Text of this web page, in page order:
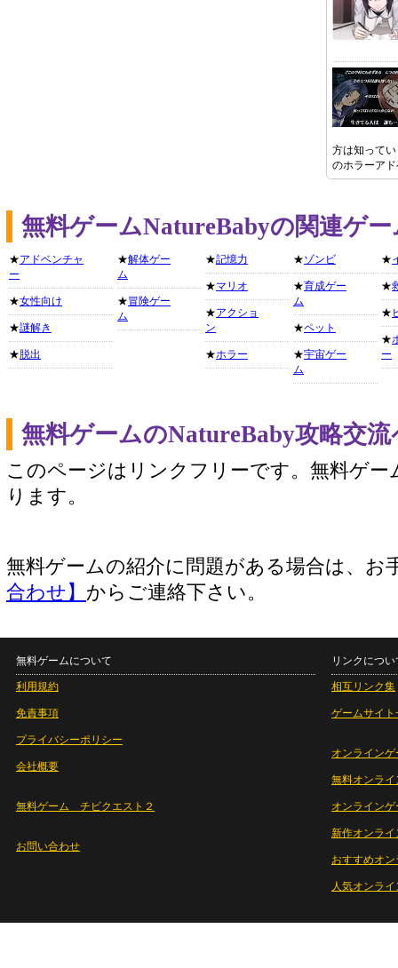
方は知って
のホラーア
無料ゲームNatureBabyの関連ゲ
★アドベンチャ
ー
★女性向け
★謎解き
★ 脱出
★解体ゲー
ム
★冒険ゲー
ム
★記憶力
★マリオ
★アクショ
ン
★ホラー
★ゾンビ
★育成ゲー
ム
★ペット
★宇宙ゲー
ム
★
★
★
★
ー
無料ゲームのNatureBaby攻略交
このページはリンクフリーです。無料ゲー
ります。
無料ゲームの紹介に問題がある場合は、お
合わせ】 からご連絡下さい。
無料ゲームについて
利用規約
免責事項
プライバシーポリシー
会社概要
無料ゲーム チビクエスト２
お問い合わせ
リンクについ
相互リンク集
ゲームサイト
オンラインゲ
無料オンライ
オンライン
新作オンライ
おすすめオ
人気オンラ